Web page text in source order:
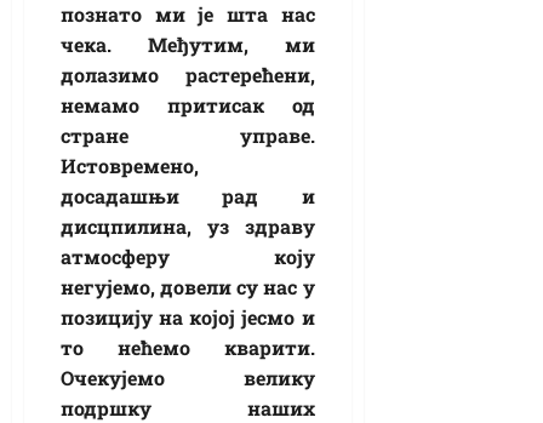
познато ми је шта нас
чека. Међутим, ми
долазимо растерећени,
немамо притисак од
стране управе.
Истовремено,
досадашњи рад и
дисцпилина, уз здраву
атмосферу коју
негујемо, довели су нас у
позицију на којој јесмо и
то нећемо кварити.
Очекујемо велику
подршку наших